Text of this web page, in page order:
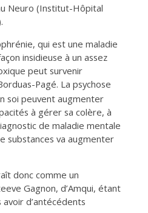
Neuro (Institut-Hôpital
qui est une maladie
insidieuse à un assez
peut survenir
Pagé. La psychose
soi peuvent augmenter
à gérer sa colère, à
de maladie mentale
substances va augmenter
donc comme un
Gagnon, d’Amqui, étant
avoir d’antécédents